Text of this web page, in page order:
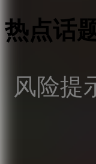
热点话
风险提